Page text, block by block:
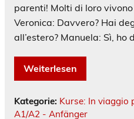
parenti! Molti di loro
Veronica: Davvero? Hai
all’estero? Manuela: Sì, ho
Weiterlesen
Kategorie: Kurse: In viaggio
A1/A2 - Anfänger